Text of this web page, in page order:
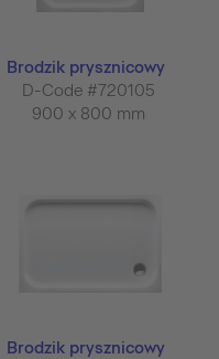
Brodzik prysznicowy
D-Code #720105
900 x 800 mm
Brodzik prysznicowy